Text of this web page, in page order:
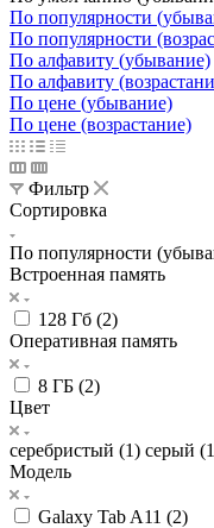
По популярности
По популярности
По алфавиту (убывание)
По алфавиту
По цене (убывание)
По цене (возрастание)
Фильтр
Сортировка
По популярности
Встроенная память
128 Гб (2)
Оперативная память
8 ГБ (2)
Цвет
серебристый (1) серый (1
Модель
Galaxy Tab A11 (2)